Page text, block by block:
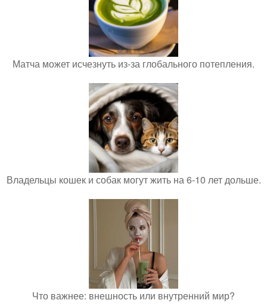
Матча может исчезнуть из-за глобального потепления.
Владельцы кошек и собак могут жить на 6-10 лет дольше.
Что важнее: внешность или внутренний мир?